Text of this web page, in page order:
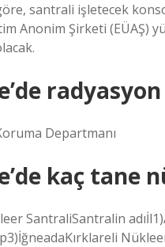
santrali işletecek
Anonim Şirketi (EÜAŞ)
Departmanı
kaç tane
SantraliSantralin